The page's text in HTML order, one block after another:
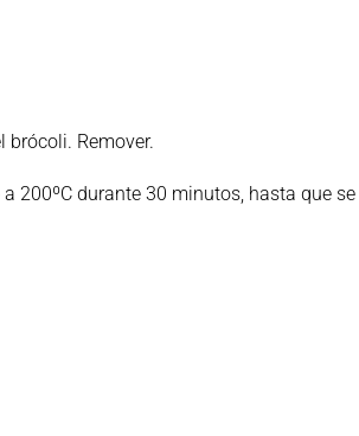
brócoli. Remover.
200ºC durante 30 minutos, hasta que se